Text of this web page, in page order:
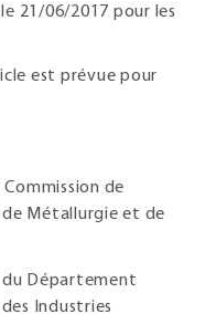
21/06/2017 pour les
est prévue pour
de
de Métallurgie et de
du Département
Industries